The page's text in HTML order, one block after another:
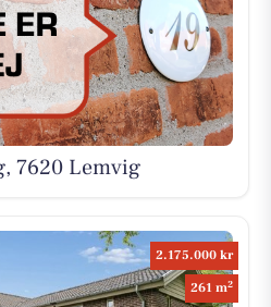
7620 Lemvig
2.175.000 kr
261 m2